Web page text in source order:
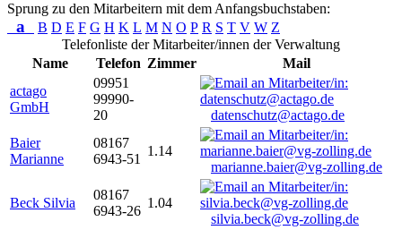
Sprung zu den Mitarbeitern mit dem Anfangsbuchstaben:
a B D E F G H K L M N O P R S T V W Z
Telefonliste der Mitarbeiter/innen der Verwaltung
Name
Telefon Zimmer
Mail
actago
GmbH
09951
99990-
20
datenschutz@actago.de
Baier
Marianne
08167
6943-51
1.14
marianne.baier@vg-zolling.de
Beck Silvia
08167
6943-26
1.04
silvia.beck@vg-zolling.de